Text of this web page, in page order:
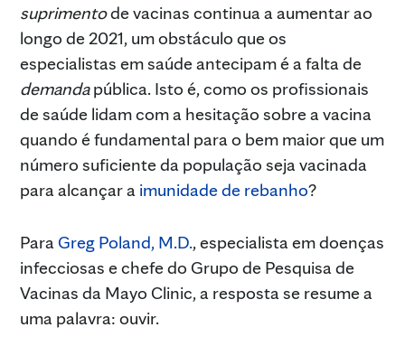
suprimentode vacinas continua a aumentar ao
longo de 2021, um obstáculo que os
especialistas em saúde antecipam é a falta de
demandapública. Isto é, como os profissionais
de saúde lidam com a hesitação sobre a vacina
quando é fundamental para o bem maior que um
número suficiente da população seja vacinada
para alcançar a imunidade de rebanho?
ParaGreg Poland, M.D., especialista em doenças
infecciosas e chefe do Grupo de Pesquisa de
Vacinas da Mayo Clinic, a resposta se resume a
uma palavra: ouvir.